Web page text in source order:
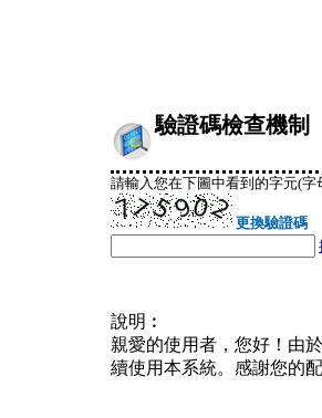
驗證碼檢查機制
請輸入您在下圖中看到的字元(字
更換驗證碼
說明︰
親愛的使用者，您好！由
續使用本系統。感謝您的配